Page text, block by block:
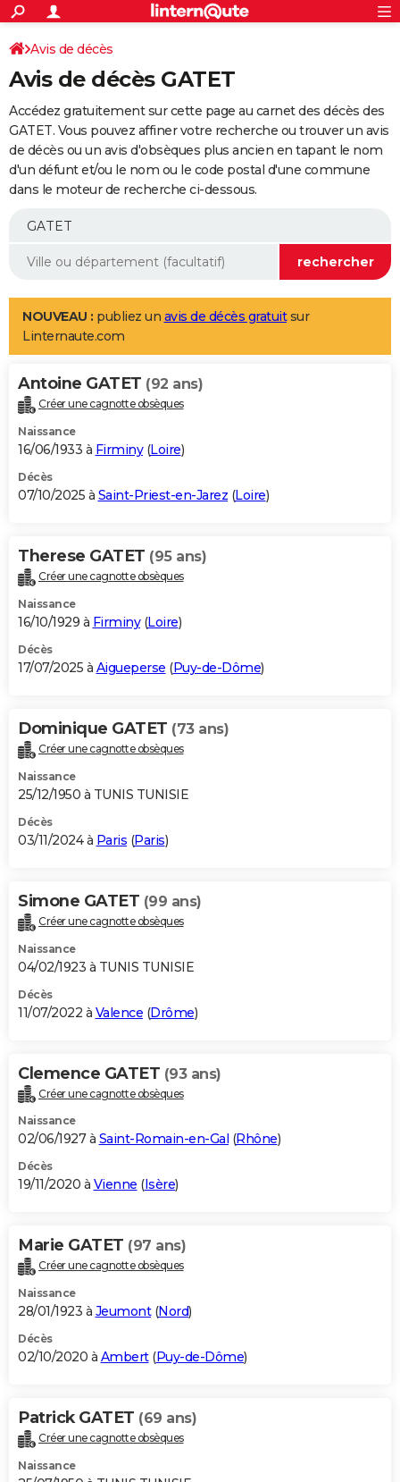
ACTUALITÉS
Politique
Société
Faits Divers
Education
Monde
Villes
+
SPORT
Coupe du monde 2026
Football
Tennis
Cyclisme
Rugby
Forum
Programme TV
TNT
Streaming
Cinéma
Sorties cinéma
Musique
+
FINANCE
Retraite
Impôts
Epargne
Immobilier
Risques naturels par ville
Banque
Assurance
Crédit
AUTO
Essais
Réserver un essai
Citadines
Berlines
SUV
Forum auto
+
Mobiles
Meilleur smartphone
Internet
Ordinateurs
Jeux vidéo
Guide high-tech
Aménagement intérieur
LIFESTYLE
Art de vivre
Bien-être
Loisirs
Mode
Modes de vie
Alimentation
Guide de la santé
Maladies
Médicaments
Sommeil
VOYAGE
Destinations
City break
Voyage nature
Voyage de noces
Forum
Climat
+PHOTO
GUIDES D'ACHAT
BONS PLANS
Carte de Noël
Carte Bonne année
Carte Saint-Valentin
Carte Pâques
Carte d'anniversaire
DICTIONNAIRE
Dictionnaire
Biographies
Citations
Expressions
Proverbes
PROGRAMME TV
S'inscrire
Se connecter
Lycées
Collèges
Primaires
Universités
Entreprises
Service militaire
Avis de recherche
AVIS DE DÉCÈS
Bricolage
Lifestyle
Culture
Sport
Auto
Television
Voyage
Cinema
Avis de décès
Avis de décès GATET
Accédez gratuitement sur cette page au carnet des décès des
GATET. Vous pouvez affiner votre recherche ou trouver un avis
de décès ou un avis d'obsèques plus ancien en tapant le nom
d'un défunt et/ou le nom ou le code postal d'une commune
dans le moteur de recherche ci-dessous.
NOUVEAU : publiez un avis de décès gratuitsur
Linternaute.com
Antoine GATET (92 ans)
Créer une cagnotte obsèques
Naissance
16/06/1933 à Firminy(Loire)
Décès
07/10/2025 à Saint-Priest-en-Jarez (Loire)
Therese GATET (95 ans)
Créer une cagnotte obsèques
Naissance
16/10/1929 à Firminy(Loire)
Décès
17/07/2025 à Aigueperse (Puy-de-Dôme)
Dominique GATET (73 ans)
Créer une cagnotte obsèques
Naissance
25/12/1950 à TUNIS TUNISIE
Décès
03/11/2024 à Paris (Paris)
Simone GATET (99 ans)
Créer une cagnotte obsèques
Naissance
04/02/1923 à TUNIS TUNISIE
Décès
11/07/2022 à Valence (Drôme)
Clemence GATET (93 ans)
Créer une cagnotte obsèques
Naissance
02/06/1927 à Saint-Romain-en-Gal (Rhône)
Décès
19/11/2020 à Vienne (Isère)
Marie GATET (97 ans)
Créer une cagnotte obsèques
Naissance
28/01/1923 à Jeumont(Nord)
Décès
02/10/2020 à Ambert(Puy-de-Dôme)
Patrick GATET (69 ans)
Créer une cagnotte obsèques
Naissance